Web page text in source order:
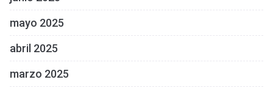
mayo 2025
abril 2025
marzo 2025